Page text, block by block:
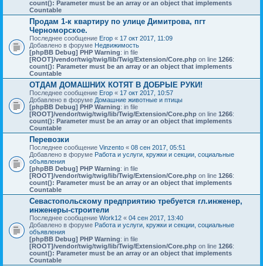
count(): Parameter must be an array or an object that implements
Countable
Продам 1-к квартиру по улице Димитрова, пгт
Черноморское.
Последнее сообщение Егор « 17 окт 2017, 11:09
Добавлено в форуме Недвижимость
[phpBB Debug] PHP Warning: in file
[ROOT]/vendor/twig/twig/lib/Twig/Extension/Core.php on line 1266:
count(): Parameter must be an array or an object that implements
Countable
ОТДАМ ДОМАШНИХ КОТЯТ В ДОБРЫЕ РУКИ!
Последнее сообщение Егор « 17 окт 2017, 10:57
Добавлено в форуме Домашние животные и птицы
[phpBB Debug] PHP Warning: in file
[ROOT]/vendor/twig/twig/lib/Twig/Extension/Core.php on line 1266:
count(): Parameter must be an array or an object that implements
Countable
Перевозки
Последнее сообщение Vinzento « 08 сен 2017, 05:51
Добавлено в форуме Работа и услуги, кружки и секции, социальные
объявления
[phpBB Debug] PHP Warning: in file
[ROOT]/vendor/twig/twig/lib/Twig/Extension/Core.php on line 1266:
count(): Parameter must be an array or an object that implements
Countable
Севастопольскому предприятию требуется гл.инженер,
инженеры-строители
Последнее сообщение Work12 « 04 сен 2017, 13:40
Добавлено в форуме Работа и услуги, кружки и секции, социальные
объявления
[phpBB Debug] PHP Warning: in file
[ROOT]/vendor/twig/twig/lib/Twig/Extension/Core.php on line 1266:
count(): Parameter must be an array or an object that implements
Countable